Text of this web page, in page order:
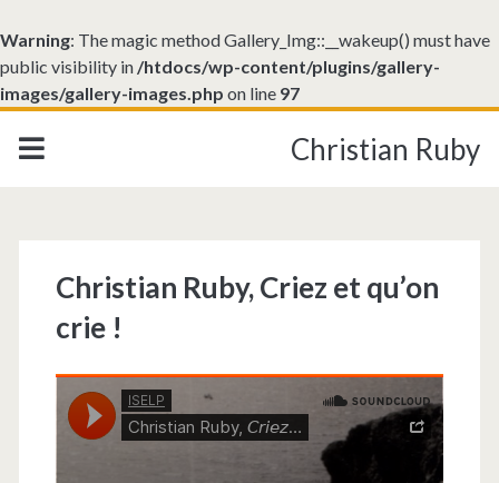
Warning: The magic method Gallery_Img::__wakeup() must have
public visibility in /htdocs/wp-content/plugins/gallery-
images/gallery-images.php on line 97
Christian Ruby
Christian Ruby, Criez et qu’on
crie !